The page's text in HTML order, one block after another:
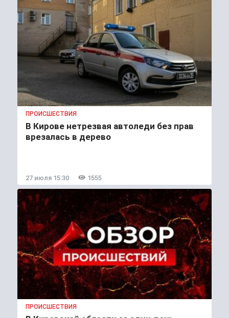
ПРОИСШЕСТВИЯ
В Кирове нетрезвая автоледи без прав
врезалась в дерево
27 июля 15:30 1555
ПРОИСШЕСТВИЯ